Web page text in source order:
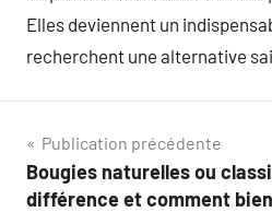
Elles deviennent un
recherchent une alternative
Navigation
de
Publication précédente
Bougies naturelles ou
différence et comment